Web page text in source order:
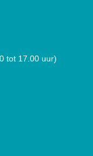
tot 17.00 uur)